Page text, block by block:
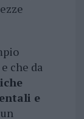
che da
e